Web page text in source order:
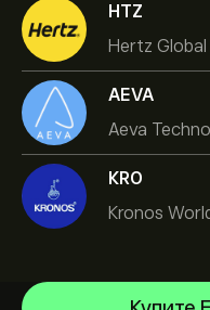
HTZ
Hertz
AEVA
Aeva
KRO
Kronos